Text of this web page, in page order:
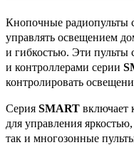
Кнопочные радиопульты
управлять освещением
и гибкостью. Эти
и контроллерами серии
контролировать
Серия SMART включает
для управления
так и многозонные